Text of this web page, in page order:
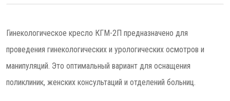
Гинекологическое кресло КГМ-2П предназначено для
проведения гинекологических и урологических осмотров и
манипуляций. Это оптимальный вариант для оснащения
поликлиник, женских консультаций и отделений больниц.